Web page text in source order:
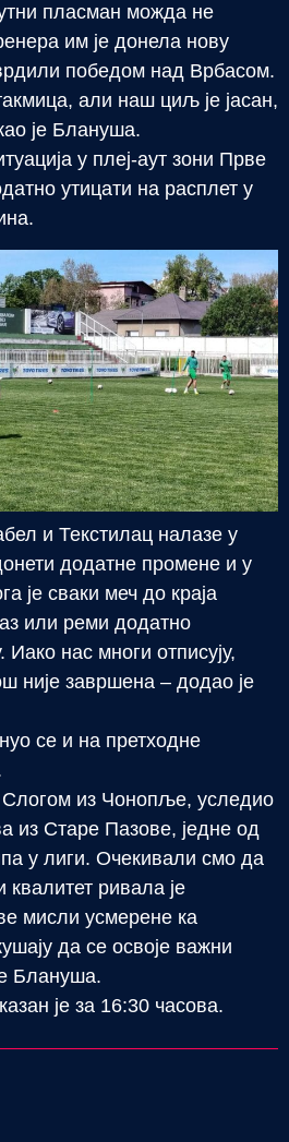
пласман можда не
им је донела нову
победом над Врбасом.
али наш циљ је јасан,
је Блануша.
у плеј-аут зони Прве
утицати на расплет у
и Текстилац налазе у
додатне промене и у
је сваки меч до краја
или реми додатно
Иако нас многи отписују,
није завршена – додао је
се и на претходне
из Чонопље, уследио
из Старе Пазове, једне од
у лиги. Очекивали смо да
ривала је
мисли усмерене ка
да се освоје важни
Блануша.
је за 16:30 часова.